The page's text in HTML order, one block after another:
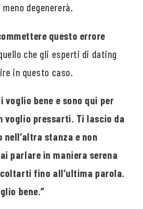
degenererà.
questo errore
che gli esperti di dating
in questo caso.
voglio bene e sono qui per
voglio pressarti. Ti lascio da
nell’altra stanza e non
parlare in maniera serena
fino all’ultima parola.
bene.”